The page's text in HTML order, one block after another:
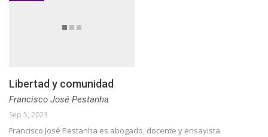
Libertad y comunidad
Francisco José Pestanha
Sep 5, 2023
Francisco José Pestanha es abogado, docente y ensayista